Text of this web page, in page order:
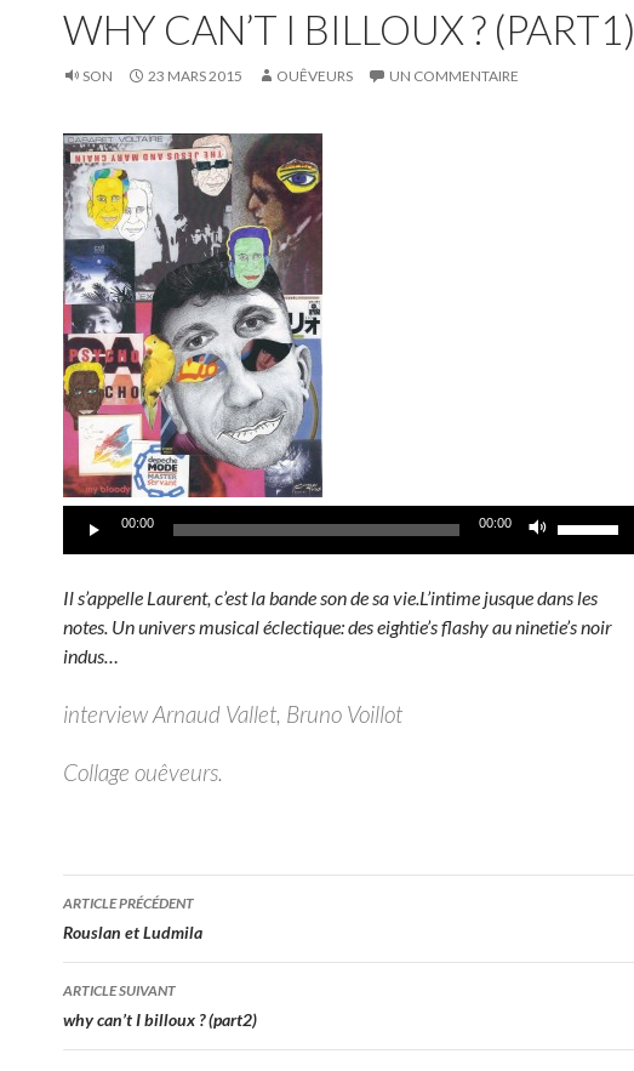
WHY CAN’T I BILLOUX ? (PART1)
SON 23 MARS 2015 OUÊVEURS UN COMMENTAIRE
00:00 00:00
haut/bas
pour
Il s’appelle Laurent, c’est la bande son de sa vie.L’intime jusque dans les
notes. Un univers musical éclectique: des eightie’s flashy au ninetie’s noir
indus…
interview Arnaud Vallet, Bruno Voillot
Collage ouêveurs.
Navigation
des
articles
ARTICLE PRÉCÉDENT
Rouslan et Ludmila
ARTICLE SUIVANT
why can’t I billoux ? (part2)